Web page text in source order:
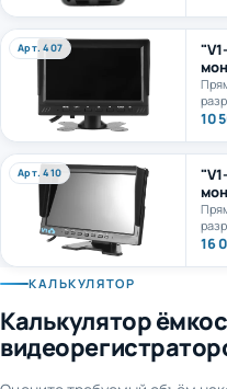
Арт. 407
10
Арт. 410
16
КАЛЬКУЛЯТОР
Калькулятор